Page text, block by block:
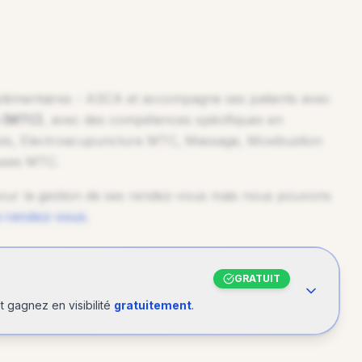
- ASCA
et accompagne ses patients avec
, avec des compétences spécifiques en
Electroacupuncture MTC, Massage, Moxibustion
MTC
la gestion de ses rendez-vous mais nous pouvons
rendez-vous
GRATUIT
gagnez en visibilité gratuitement.